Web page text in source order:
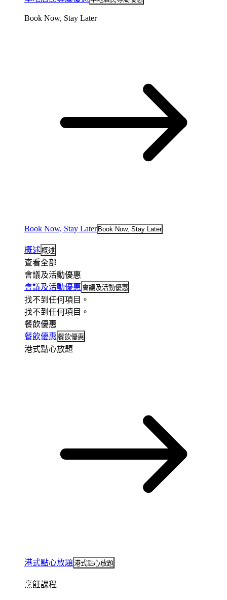
Book Now, Stay Later
Book Now, Stay Later Book Now, Stay Later
概述概述
查看全部
會議及活動優惠
會議及活動優惠 會議及活動優惠
找不到任何項目。
找不到任何項目。
餐飲優惠
餐飲優惠 餐飲優惠
港式點心放題
港式點心放題 港式點心放題
烹飪課程